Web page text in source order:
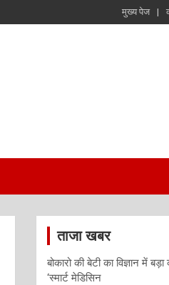
मुख्य पेज
ताजा खबर
बोकारो की बेटी का विज्ञान में
‘स्मार्ट मेडिसिन